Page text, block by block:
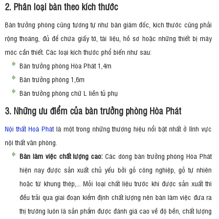
2. Phân loại bàn theo kích thước
Bàn trưởng phòng cũng tương tự như bàn giám đốc, kích thước cũng phải
rộng thoáng, đủ để chứa giấy tờ, tài liệu, hồ sơ hoặc những thiết bị máy
móc cần thiết. Các loại kích thước phổ biến như sau:
Bàn trưởng phòng Hòa Phát 1,4m
Bàn trưởng phòng 1,6m
Bàn trưởng phòng chữ L liền tủ phụ
3. Những ưu điểm của bàn trưởng phòng Hòa Phát
Nội thất Hoà Phátlà một trong những thương hiệu nổi bật nhất ở lĩnh vực
nội thất văn phòng.
Bàn làm việc chất lượng cao: Các dòng bàn trưởng phòng Hòa Phát
hiện nay được sản xuất chủ yếu bởi gỗ công nghiệp, gỗ tự nhiên
hoặc từ khung thép,... Mỗi loại chất liệu trước khi được sản xuất thì
đều trải qua giai đoạn kiểm định chất lượng nên bàn làm việc đưa ra
thị trường luôn là sản phẩm được đánh giá cao về độ bền, chất lượng